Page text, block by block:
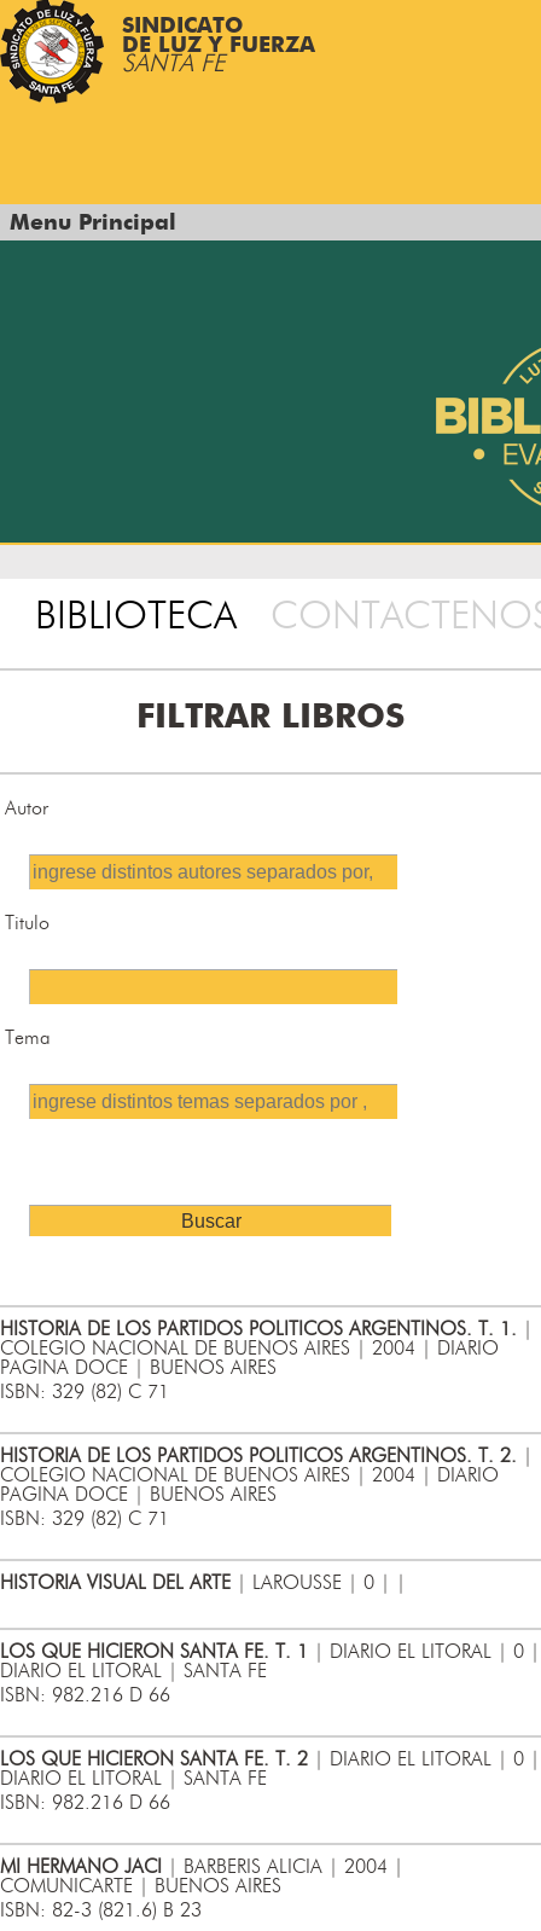
SINDICATO
DE LUZ Y FUERZA
SANTA FE
Menu Principal
BIBLIOTECA
FILTRAR LIBROS
Autor
Titulo
Tema
HISTORIA DE LOS PARTIDOS POLITICOS ARGENTINOS. T. 1.
COLEGIO NACIONAL DE BUENOS AIRES | 2004 | DIARIO
PAGINA DOCE | BUENOS AIRES
ISBN: 329 (82) C 71
HISTORIA DE LOS PARTIDOS POLITICOS ARGENTINOS. T. 2.
COLEGIO NACIONAL DE BUENOS AIRES | 2004 | DIARIO
PAGINA DOCE | BUENOS AIRES
ISBN: 329 (82) C 71
HISTORIA VISUAL DEL ARTE | LAROUSSE | 0 | |
LOS QUE HICIERON SANTA FE. T. 1
| DIARIO EL LITORAL | 0 |
DIARIO EL LITORAL | SANTA FE
ISBN: 982.216 D 66
LOS QUE HICIERON SANTA FE. T. 2 | DIARIO EL LITORAL | 0 |
DIARIO EL LITORAL | SANTA FE
ISBN: 982.216 D 66
MI HERMANO JACI
| BARBERIS ALICIA | 2004 |
COMUNICARTE | BUENOS AIRES
ISBN: 82-3 (821.6) B 23